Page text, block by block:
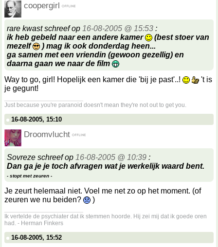
coopergirl
rare kwast schreef op 16-08-2005 @ 15:53 :
ik heb gebeld naar een andere kamer
(best stoer van
mezelf
) mag ik ook donderdag heen...
ga samen met een vriendin (gewoon gezellig) en
daarna gaan we naar de film
Way to go, girl! Hopelijk een kamer die 'bij je past'..!
't is
je gegunt!
Just because you're paranoid doesn't mean they're not out to get you.
16-08-2005, 15:10
Droomvlucht
Sovreze schreef op 16-08-2005 @ 10:39 :
Dan ga je je toch afvragen wat je werkelijk waard bent.
- stopt met zeuren -
Je zeurt helemaal niet. Voel me net zo op het moment. (of
zeuren we nu beiden?
)
Ik vertelde de psychiater dat ik stemmen hoorde. Hij zei mij dat ik goede oren
had. - Herman Finkers
16-08-2005, 15:52